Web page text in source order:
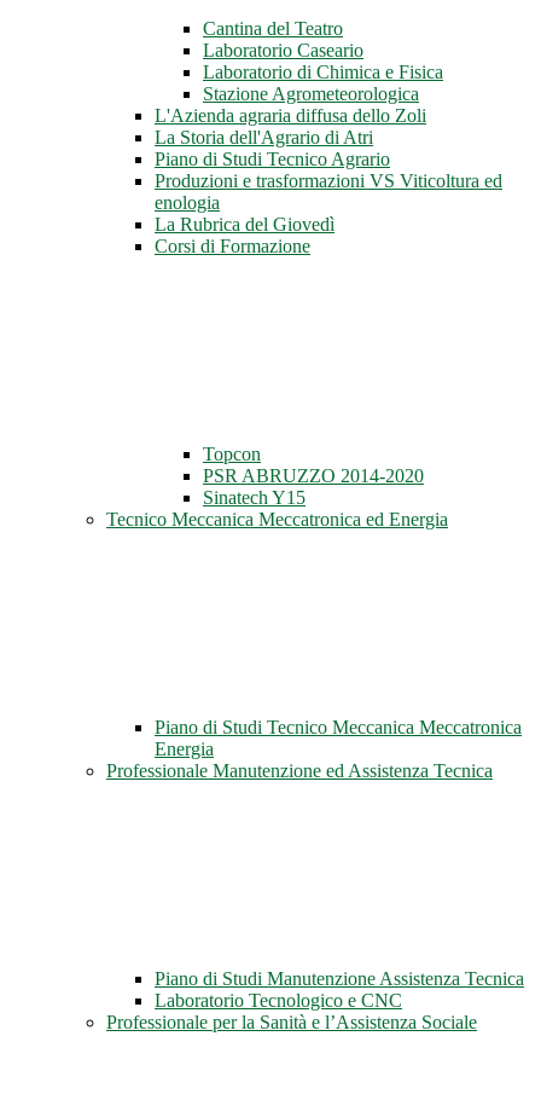
Cantina del Teatro
Laboratorio Caseario
Laboratorio di Chimica e Fisica
Stazione Agrometeorologica
L'Azienda agraria diffusa dello Zoli
La Storia dell'Agrario di Atri
Piano di Studi Tecnico Agrario
Produzioni e trasformazioni VS Viticoltura ed
enologia
La Rubrica del Giovedì
Corsi di Formazione
Topcon
PSR ABRUZZO 2014-2020
Sinatech Y15
Tecnico Meccanica Meccatronica ed Energia
Piano di Studi Tecnico Meccanica Meccatronica
Energia
Professionale Manutenzione ed Assistenza Tecnica
Piano di Studi Manutenzione Assistenza Tecnica
Laboratorio Tecnologico e CNC
Professionale per la Sanità e l’Assistenza Sociale